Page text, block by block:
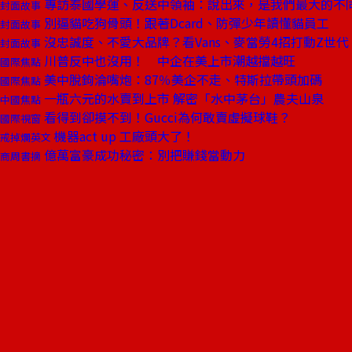
封面故事 專訪泰國學運、反送中領袖：說出來，是我們最大的不
封面故事 別逼貓吃狗骨頭！跟著Dcard、防彈少年讀懂貓員工
封面故事 沒忠誠度、不愛大品牌？看Vans、麥當勞4招打動Z世代
國際焦點 川普反中也沒用！ 中企在美上市潮越擋越旺
國際焦點 美中脫鉤淪嘴炮：87％美企不走、特斯拉帶頭加碼
中國焦點 一瓶六元的水賣到上市 解密「水中茅台」農夫山泉
國際視窗 看得到卻摸不到！Gucci為何敢賣虛擬球鞋？
戒掉爛英文 機器act up 工廠頭大了！
商周書摘 億萬富豪成功秘密：別把賺錢當動力